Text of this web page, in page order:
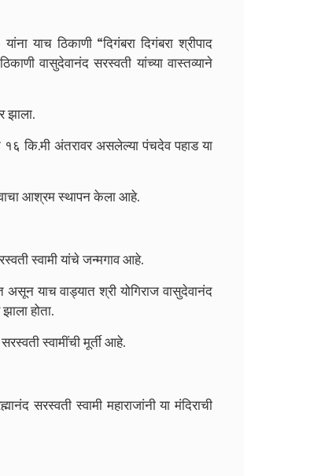
याच ठिकाणी “दिगंबरा दिगंबरा श्रीपाद
वासुदेवानंद सरस्वती यांच्या वास्तव्याने
झाला.
१६ कि.मी अंतरावर असलेल्या पंचदेव पहाड या
आश्रम स्थापन केला आहे.
स्वामी यांचे जन्मगाव आहे.
असून याच वाड्यात श्री योगिराज वासुदेवानंद
होता.
स्वामींची मूर्ती आहे.
सरस्वती स्वामी महाराजांनी या मंदिराची